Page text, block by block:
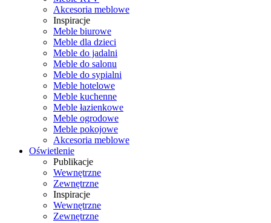
Akcesoria meblowe
Inspiracje
Meble biurowe
Meble dla dzieci
Meble do jadalni
Meble do salonu
Meble do sypialni
Meble hotelowe
Meble kuchenne
Meble łazienkowe
Meble ogrodowe
Meble pokojowe
Akcesoria meblowe
Oświetlenie
Publikacje
Wewnętrzne
Zewnętrzne
Inspiracje
Wewnętrzne
Zewnętrzne